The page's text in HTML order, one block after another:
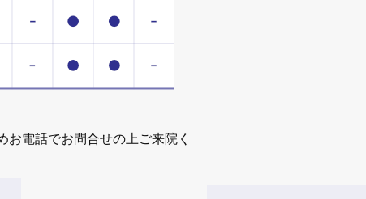
電話でお問合せの上ご来院く